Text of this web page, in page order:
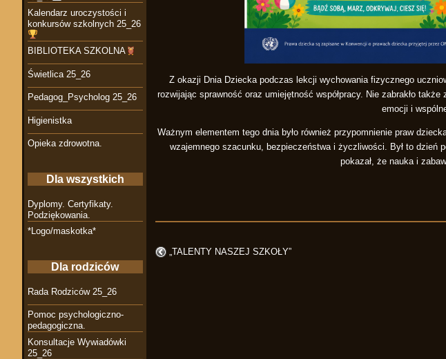
Z okazji Dnia Dziecka podczas lekcji wychowania fizycznego
rozwijając sprawność oraz umiejętność współpracy. Nie zabrakło
emocji i
Ważnym elementem tego dnia było również przypomnienie praw
wzajemnego szacunku, bezpieczeństwa i życzliwości. Był to dzień
pokazał, że nauka i
„TALENTY NASZEJ SZKOŁY”
Kalendarz uroczystości i
konkursów szkolnych 25_26
BIBLIOTEKA SZKOLNA
Świetlica 25_26
Pedagog_Psycholog 25_26
Higienistka
Opieka zdrowotna.
Dla wszystkich
Dyplomy. Certyfikaty.
Podziękowania.
*Logo/maskotka*
Dla rodziców
Rada Rodziców 25_26
Pomoc psychologiczno-
pedagogiczna.
Konsultacje Wywiadówki
25_26